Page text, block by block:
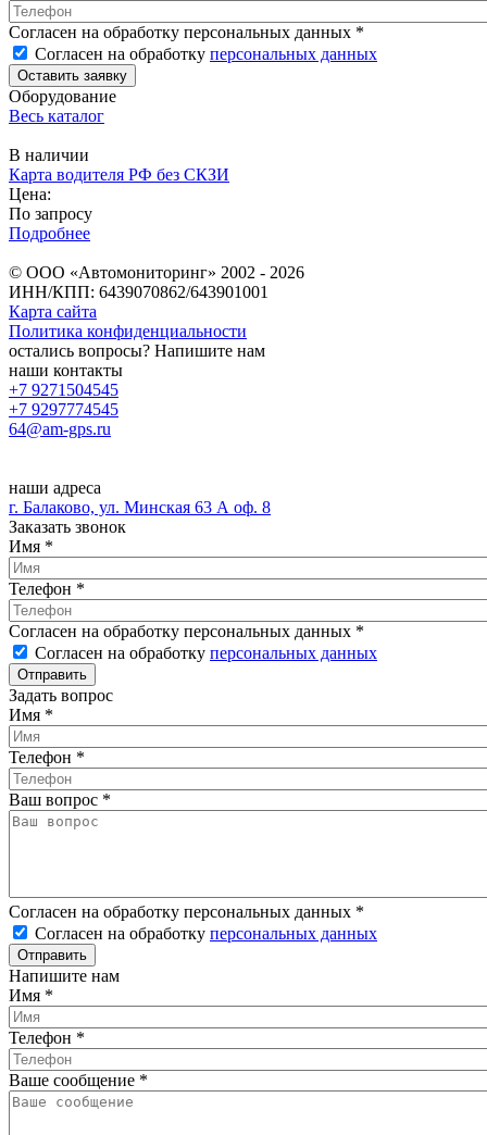
Согласен на обработку персональных данных *
Согласен на обработку персональных данных
Оборудование
Весь каталог
В наличии
Карта водителя РФ без СКЗИ
Цена:
По запросу
Подробнее
© ООО «Автомониторинг» 2002 - 2026
ИНН/КПП: 6439070862/643901001
Карта сайта
Политика конфиденциальности
остались вопросы? Напишите нам
наши контакты
+7 9271504545
+7 9297774545
64@am-gps.ru
наши адреса
г. Балаково, ул. Минская 63 А оф. 8
Заказать звонок
Имя *
Телефон *
Согласен на обработку персональных данных *
Согласен на обработку персональных данных
Задать вопрос
Имя *
Телефон *
Ваш вопрос *
Согласен на обработку персональных данных *
Согласен на обработку персональных данных
Напишите нам
Имя *
Телефон *
Ваше сообщение *